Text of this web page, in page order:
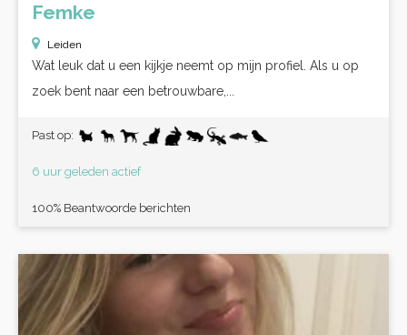
Femke
Leiden
Wat leuk dat u een kijkje neemt op mijn profiel. Als u op
zoek bent naar een betrouwbare,...
Past op:
6 uur geleden actief
100% Beantwoorde berichten